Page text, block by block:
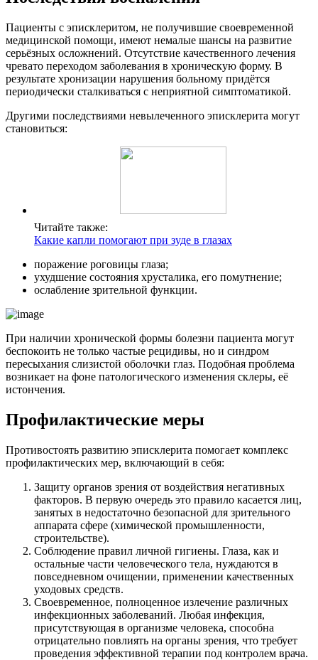
Пациенты с эписклеритом, не получившие своевременной
медицинской помощи, имеют немалые шансы на развитие
серьёзных осложнений. Отсутствие качественного лечения
чревато переходом заболевания в хроническую форму. В
результате хронизации нарушения больному придётся
периодически сталкиваться с неприятной симптоматикой.
Другими последствиями невылеченного эписклерита могут
становиться:
Читайте также:
Какие капли помогают при зуде в глазах
поражение роговицы глаза;
ухудшение состояния хрусталика, его помутнение;
ослабление зрительной функции.
При наличии хронической формы болезни пациента могут
беспокоить не только частые рецидивы, но и синдром
пересыхания слизистой оболочки глаз. Подобная проблема
возникает на фоне патологического изменения склеры, её
истончения.
Профилактические меры
Противостоять развитию эписклерита помогает комплекс
профилактических мер, включающий в себя:
Защиту органов зрения от воздействия негативных
факторов. В первую очередь это правило касается лиц,
занятых в недостаточно безопасной для зрительного
аппарата сфере (химической промышленности,
строительстве).
Соблюдение правил личной гигиены. Глаза, как и
остальные части человеческого тела, нуждаются в
повседневном очищении, применении качественных
уходовых средств.
Своевременное, полноценное излечение различных
инфекционных заболеваний. Любая инфекция,
присутствующая в организме человека, способна
отрицательно повлиять на органы зрения, что требует
проведения эффективной терапии под контролем врача.